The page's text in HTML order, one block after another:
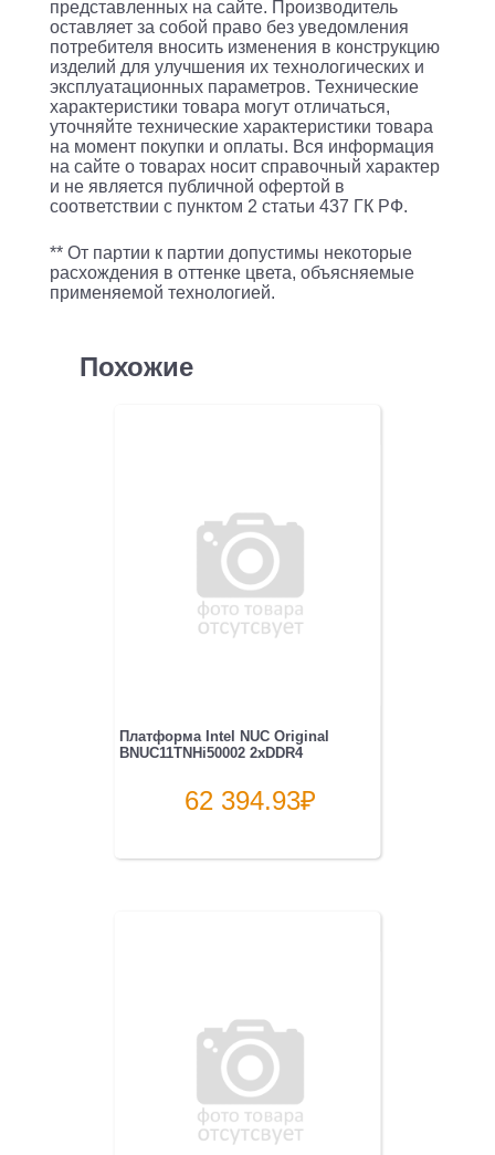
BBP165MV
3.3GHz
2xDDR4
представленных на сайте. Производитель
оставляет за собой право без уведомления
потребителя вносить изменения в конструкцию
изделий для улучшения их технологических и
эксплуатационных параметров. Технические
характеристики товара могут отличаться,
уточняйте технические характеристики товара
на момент покупки и оплаты. Вся информация
на сайте о товарах носит справочный характер
и не является публичной офертой в
соответствии с пунктом 2 статьи 437 ГК РФ.
** От партии к партии допустимы некоторые
расхождения в оттенке цвета, объясняемые
применяемой технологией.
Похожие
Платформа Intel NUC Original
BNUC11TNHi50002 2xDDR4
62 394.93₽